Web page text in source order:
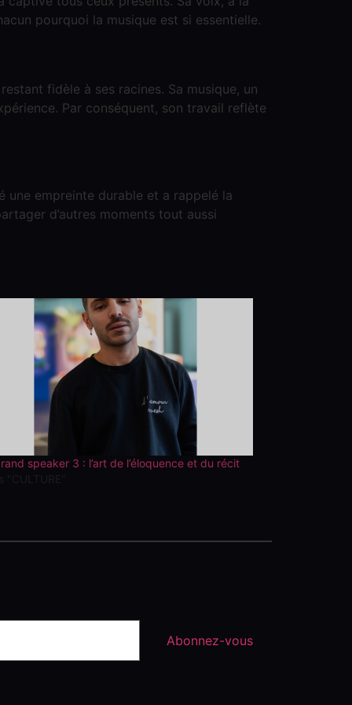
pourquoi la musique est si essentielle.
fidèle à ses racines. Sa musique, un
Par conséquent, son travail reflète
une empreinte durable et a rappelé la
d’autres moments tout aussi
speaker 3 : l’art de l’éloquence et du récit
Abonnez-vous